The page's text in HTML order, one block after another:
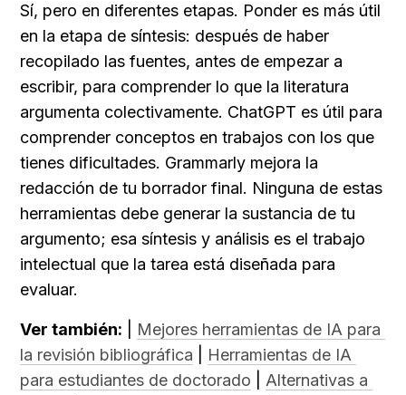
Sí, pero en diferentes etapas. Ponder es más útil
en la etapa de síntesis: después de haber
recopilado las fuentes, antes de empezar a
escribir, para comprender lo que la literatura
argumenta colectivamente. ChatGPT es útil para
comprender conceptos en trabajos con los que
tienes dificultades. Grammarly mejora la
redacción de tu borrador final. Ninguna de estas
herramientas debe generar la sustancia de tu
argumento; esa síntesis y análisis es el trabajo
intelectual que la tarea está diseñada para
evaluar.
Ver también:
Mejores herramientas de IA para
la revisión bibliográfica
Herramientas de IA
para estudiantes de doctorado
Alternativas a